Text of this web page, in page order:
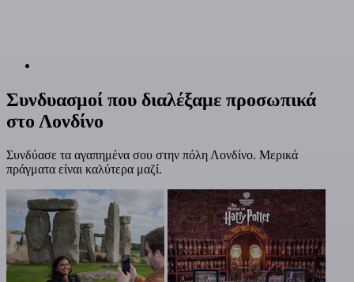
Συνδυασμοί που διαλέξαμε προσωπικά
στο Λονδίνο
Συνδύασε τα αγαπημένα σου στην πόλη Λονδίνο. Μερικά
πράγματα είναι καλύτερα μαζί.